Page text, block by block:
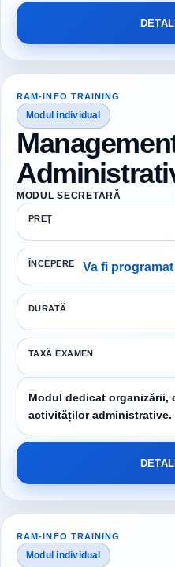
RAM-INFO TRAINING
Modul individual
MODUL SECRETARĂ
PREȚ
ÎNCEPERE Va fi
DURATĂ
TAXĂ EXAMEN
Modul dedicat
activităților administrative.
RAM-INFO TRAINING
Modul individual